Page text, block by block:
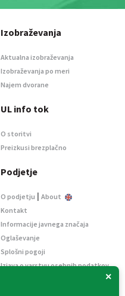
×
Izobraževanja
Aktualna izobraževanja
Izobraževanja po meri
Najem dvorane
UL info tok
O storitvi
Preizkusi brezplačno
Podjetje
O podjetju | About
Kontakt
Informacije javnega značaja
Oglaševanje
Splošni pogoji
Izjava o varstvu osebnih podatkov